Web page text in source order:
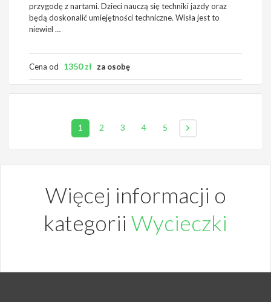
przygodę z nartami. Dzieci nauczą się techniki jazdy oraz
będą doskonalić umiejętności techniczne. Wisła jest to
niewiel …
Cena od 1350zł za osobę
1 2 3 4 5
Więcej informacji o
kategorii Wycieczki